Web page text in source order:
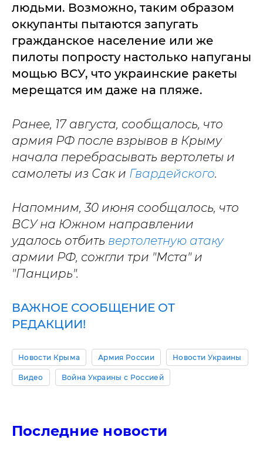
людьми. Возможно, таким образом
оккупанты пытаются запугать
гражданское население или же
пилоты попросту настолько напуганы
мощью ВСУ, что украинские ракеты
мерещатся им даже на пляже.
Ранее, 17 августа, сообщалось, что
армия РФ после взрывов в Крыму
начала перебрасывать вертолеты и
самолеты из Сак и Гвардейского.
Напомним, 30 июня сообщалось, что
ВСУ на Южном направлении
удалось отбить вертолетную атаку
армии РФ, сожгли три "Мста" и
"Панцирь".
ВАЖНОЕ СООБЩЕНИЕ ОТ
РЕДАКЦИИ!
Новости Крыма Армия России Новости Украины
Видео Война Украины с Россией
Последние новости